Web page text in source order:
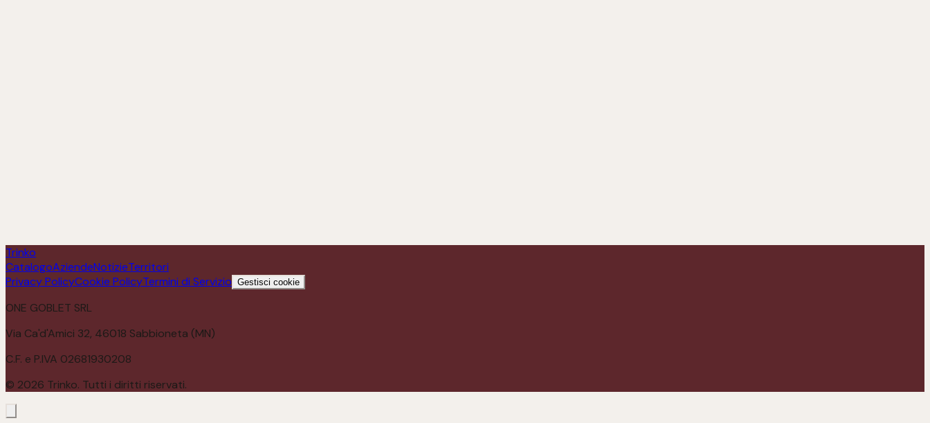
Trinko
CatalogoAziendeNotizieTerritori
Privacy PolicyCookie PolicyTermini di Servizio Gestisci cookie
ONE GOBLET SRL
Via Ca'd'Amici 32, 46018 Sabbioneta (MN)
C.F. e P.IVA 02681930208
© 2026 Trinko. Tutti i diritti riservati.